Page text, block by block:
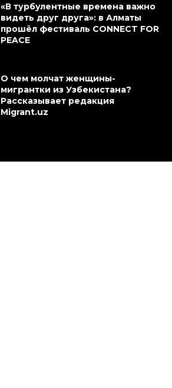
«В турбулентные времена важно
видеть друг друга»: в Алматы
прошёл фестиваль CONNECT FOR
PEACE
О чем молчат женщины-
мигрантки из Узбекистана?
Рассказывает редакция
Migrant.uz